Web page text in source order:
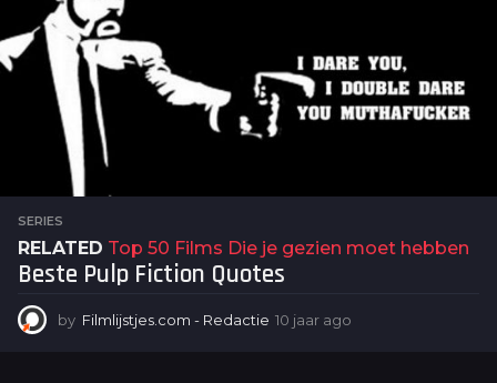
SERIES
RELATED Top 50 Films Die je gezien moet hebben
Beste Pulp Fiction Quotes
by Filmlijstjes.com - Redactie 10 jaar ago